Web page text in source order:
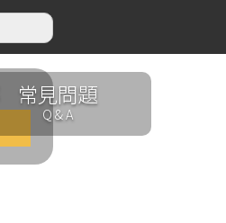
常見問題
Q & A